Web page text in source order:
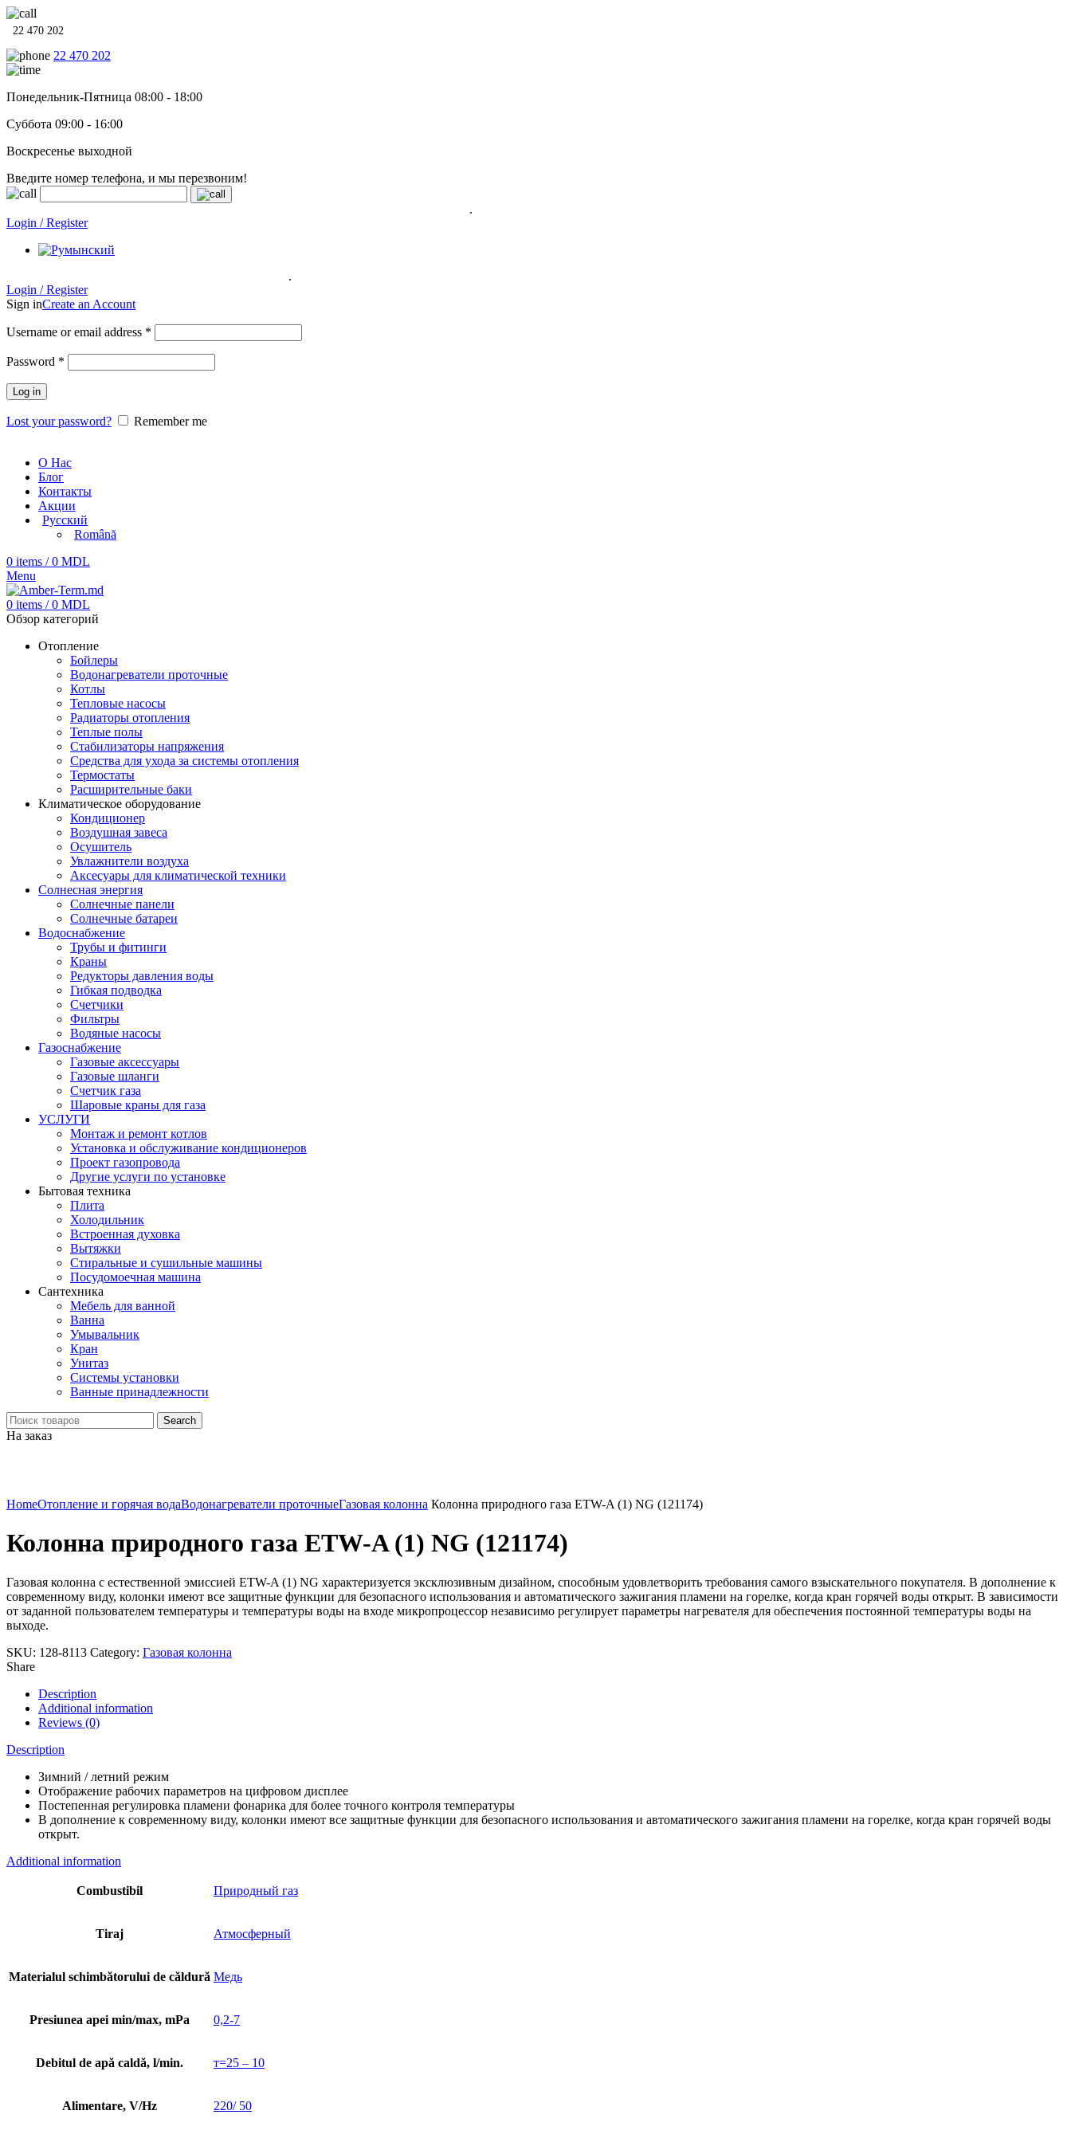
22 470 202
22 470 202
Понедельник-Пятница 08:00 - 18:00
Суббота 09:00 - 16:00
Воскресенье выходной
Введите номер телефона, и мы перезвоним!
.
Login / Register
.
Login / Register
Sign inCreate an Account
Username or email address *
Password *
Log in
Lost your password? Remember me
О Нас
Блог
Контакты
Акции
Русский
Română
0 items / 0 MDL
Menu
0 items / 0 MDL
Обзор категорий
Отопление
Бойлеры
Водонагреватели проточные
Котлы
Тепловые насосы
Радиаторы отопления
Теплые полы
Стабилизаторы напряжения
Средства для ухода за системы отопления
Термостаты
Расширительные баки
Климатическое оборудование
Кондиционер
Воздушная завеса
Осушитель
Увлажнители воздуха
Аксесуары для климатической техники
Солнесная энергия
Cолнечные панели
Солнечные батареи
Водоснабжение
Трубы и фитинги
Краны
Редукторы давления воды
Гибкая подводка
Счетчики
Фильтры
Водяные насосы
Газоснабжение
Газовые аксессуары
Газовые шланги
Счетчик газа
Шаровые краны для газа
УСЛУГИ
Монтаж и ремонт котлов
Установка и обслуживание кондиционеров
Проект газопровода
Другие услуги по установке
Бытовая техника
Плита
Холодильник
Встроенная духовка
Вытяжки
Стиральные и сушильные машины
Посудомоечная машина
Сантехника
Мебель для ванной
Ванна
Умывальник
Кран
Унитаз
Системы установки
Ванные принадлежности
Search
На заказ
HomeОтопление и горячая водаВодонагреватели проточныеГазовая колонна Колонна природного газа ETW-A (1) NG (121174)
Колонна природного газа ETW-A (1) NG (121174)
Газовая колонна с естественной эмиссией ETW-A (1) NG характеризуется эксклюзивным дизайном, способным удовлетворить требования самого взыскательного покупателя. В дополнение к
современному виду, колонки имеют все защитные функции для безопасного использования и автоматического зажигания пламени на горелке, когда кран горячей воды открыт. В зависимости
от заданной пользователем температуры и температуры воды на входе микропроцессор независимо регулирует параметры нагревателя для обеспечения постоянной температуры воды на
выходе.
SKU: 128-8113 Category: Газовая колонна
Share
Description
Additional information
Reviews (0)
Description
Зимний / летний режим
Отображение рабочих параметров на цифровом дисплее
Постепенная регулировка пламени фонарика для более точного контроля температуры
В дополнение к современному виду, колонки имеют все защитные функции для безопасного использования и автоматического зажигания пламени на горелке, когда кран горячей воды
открыт.
Additional information
Combustibil Природный газ
Tiraj Атмосферный
Materialul schimbătorului de căldură Медь
Presiunea apei min/max, mPa 0,2-7
Debitul de apă caldă, l/min. т=25 – 10
Alimentare, V/Hz 220/ 50